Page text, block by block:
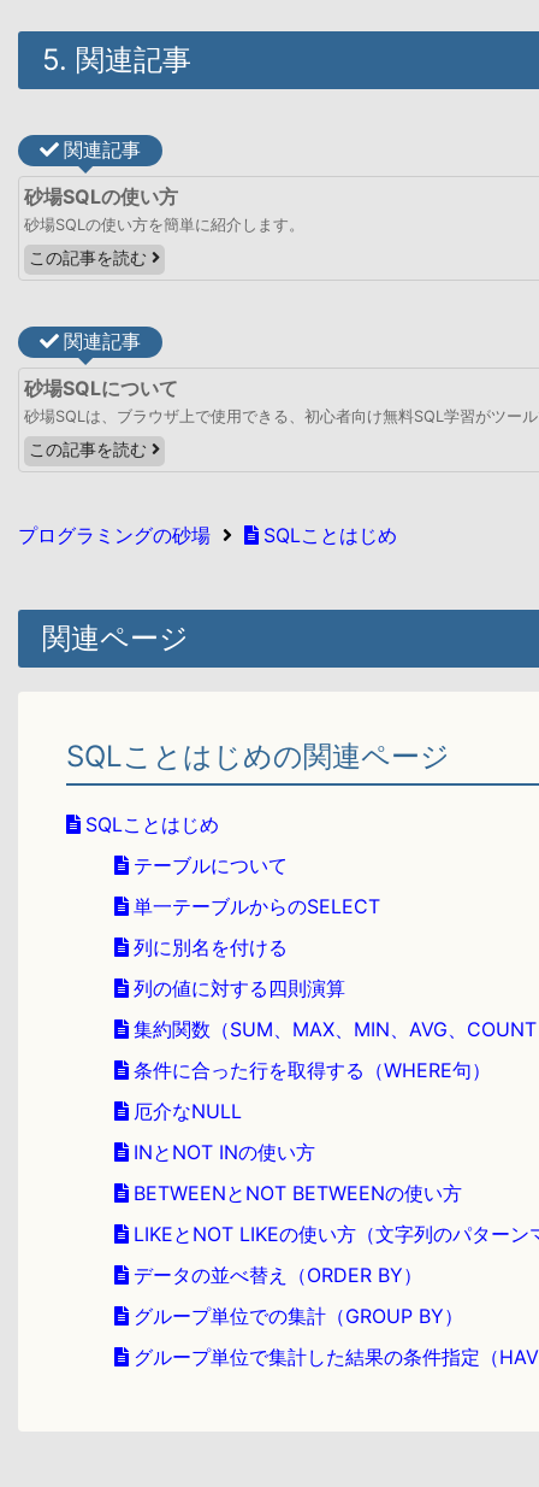
5. 関連記事
関連記事
砂場SQLの使い方
砂場SQLの使い方を簡単に紹介します。
この記事を読む
関連記事
砂場SQLについて
砂場SQLは、ブラウザ上で使用できる、初心者向け無料SQL学習がツー
この記事を読む
プログラミングの砂場 SQLことはじめ
関連ページ
SQLことはじめの関連ページ
SQLことはじめ
テーブルについて
単一テーブルからのSELECT
列に別名を付ける
列の値に対する四則演算
集約関数（SUM、MAX、MIN、AVG、
条件に合った行を取得する（WHERE句）
厄介なNULL
INとNOT INの使い方
BETWEENとNOT BETWEENの使い方
LIKEとNOT LIKEの使い方（文字列のパターン
データの並べ替え（ORDER BY）
グループ単位での集計（GROUP BY）
グループ単位で集計した結果の条件指定（